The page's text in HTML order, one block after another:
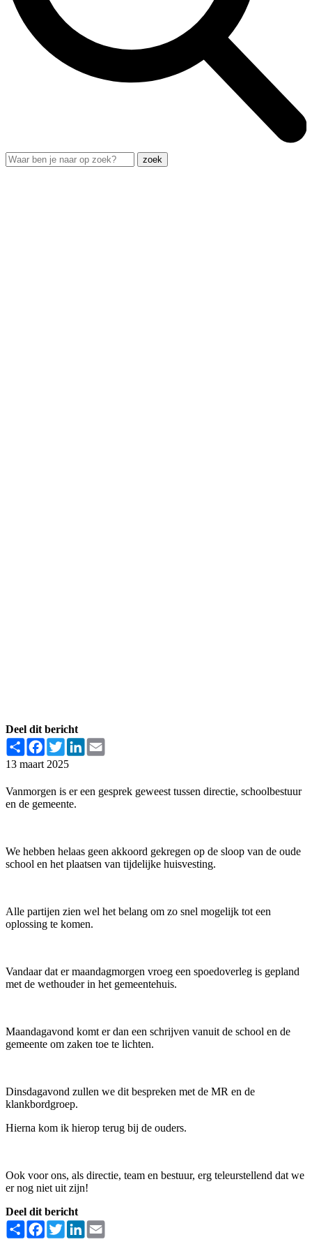
Deel dit bericht
Share FacebookTwitterLinkedInEmail
13 maart 2025
Vanmorgen is er een gesprek geweest tussen directie, schoolbestuur
en de gemeente.
We hebben helaas geen akkoord gekregen op de sloop van de oude
school en het plaatsen van tijdelijke huisvesting.
Alle partijen zien wel het belang om zo snel mogelijk tot een
oplossing te komen.
Vandaar dat er maandagmorgen vroeg een spoedoverleg is gepland
met de wethouder in het gemeentehuis.
Maandagavond komt er dan een schrijven vanuit de school en de
gemeente om zaken toe te lichten.
Dinsdagavond zullen we dit bespreken met de MR en de
klankbordgroep.
Hierna kom ik hierop terug bij de ouders.
Ook voor ons, als directie, team en bestuur, erg teleurstellend dat we
er nog niet uit zijn!
Deel dit bericht
Share FacebookTwitterLinkedInEmail